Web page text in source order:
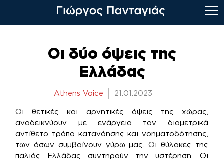
Οι δύο όψεις της
Ελλάδας
Athens Voice 21.01.2023
Oι θετικές και αρνητικές όψεις της χώρας,
αναδεικνύουν με ενάργεια τον διαμετρικά
αντίθετο τρόπο κατανόησης και νοηματοδότησης,
των όσων συμβαίνουν γύρω μας. Οι θύλακες της
παλιάς Ελλάδας συντηρούν την υστέρηση. Oι